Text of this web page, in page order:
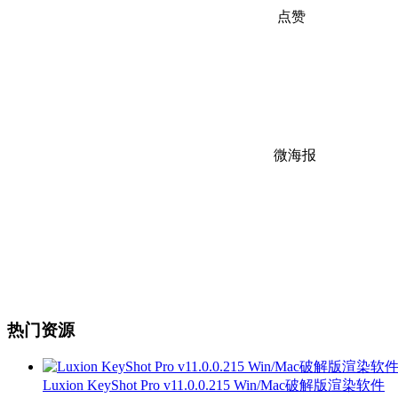
点赞
微海报
热门资源
Luxion KeyShot Pro v11.0.0.215 Win/Mac破解版渲染软件